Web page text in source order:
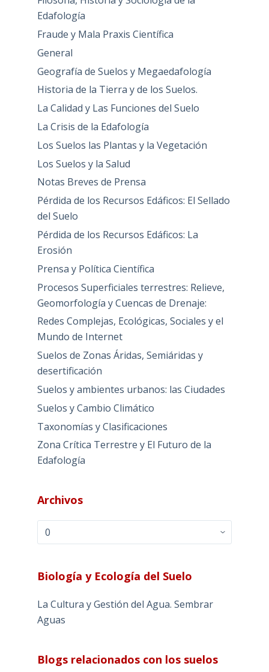
Edafología
Fraude y Mala Praxis Científica
General
Geografía de Suelos y Megaedafología
Historia de la Tierra y de los Suelos.
La Calidad y Las Funciones del Suelo
La Crisis de la Edafología
Los Suelos las Plantas y la Vegetación
Los Suelos y la Salud
Notas Breves de Prensa
Pérdida de los Recursos Edáficos: El Sellado
del Suelo
Pérdida de los Recursos Edáficos: La
Erosión
Prensa y Política Científica
Procesos Superficiales terrestres: Relieve,
Geomorfología y Cuencas de Drenaje:
Redes Complejas, Ecológicas, Sociales y el
Mundo de Internet
Suelos de Zonas Áridas, Semiáridas y
desertificación
Suelos y ambientes urbanos: las Ciudades
Suelos y Cambio Climático
Taxonomías y Clasificaciones
Zona Crítica Terrestre y El Futuro de la
Edafología
Archivos
Archivos
Biología y Ecología del Suelo
La Cultura y Gestión del Agua. Sembrar
Aguas
Blogs relacionados con los suelos